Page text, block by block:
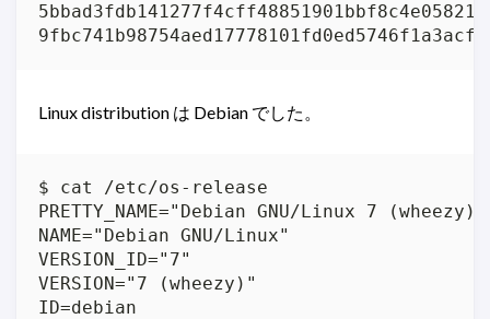
Linux distribution は Debian でした。
$ cat /etc/os-release
PRETTY_NAME="Debian GNU/Linux 7 (wheezy)"
NAME="Debian GNU/Linux"
VERSION_ID="7"
VERSION="7 (wheezy)"
ID=debian